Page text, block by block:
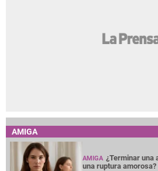
AMIGA
AMIGA ¿Terminar una
una ruptura amorosa?